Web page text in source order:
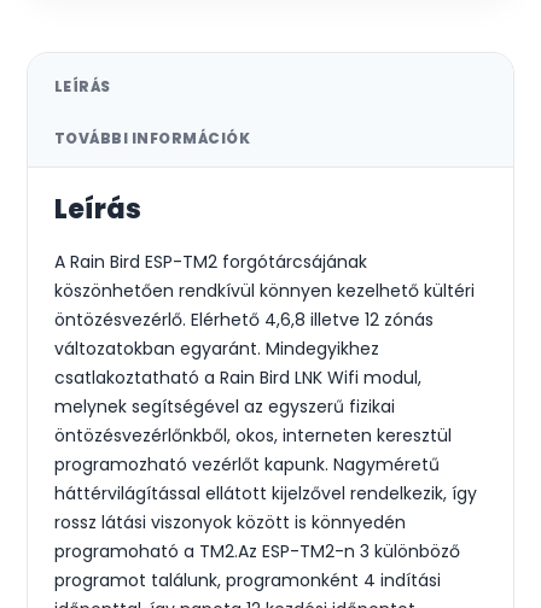
LEÍRÁS
TOVÁBBI INFORMÁCIÓK
Leírás
A Rain Bird ESP-TM2 forgótárcsájának
köszönhetően rendkívül könnyen kezelhető kültéri
öntözésvezérlő. Elérhető 4,6,8 illetve 12 zónás
változatokban egyaránt. Mindegyikhez
csatlakoztatható a Rain Bird LNK Wifi modul,
melynek segítségével az egyszerű fizikai
öntözésvezérlőnkből, okos, interneten keresztül
programozható vezérlőt kapunk. Nagyméretű
háttérvilágítással ellátott kijelzővel rendelkezik, így
rossz látási viszonyok között is könnyedén
programoható a TM2.Az ESP-TM2-n 3 különböző
programot találunk, programonként 4 indítási